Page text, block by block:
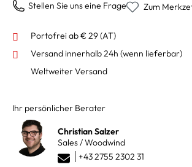
Stellen Sie uns eine Frage Zum
Portofrei ab € 29 (AT)
Versand innerhalb 24h (wenn lieferbar)
Weltweiter Versand
Ihr persönlicher Berater
Christian Salzer
Sales / Woodwind
+43 2755 2302 31